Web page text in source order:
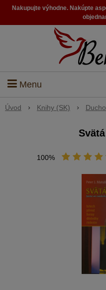
Nakupujte výhodne. Nakúpte
Menu
Úvod Knihy (SK)
100%